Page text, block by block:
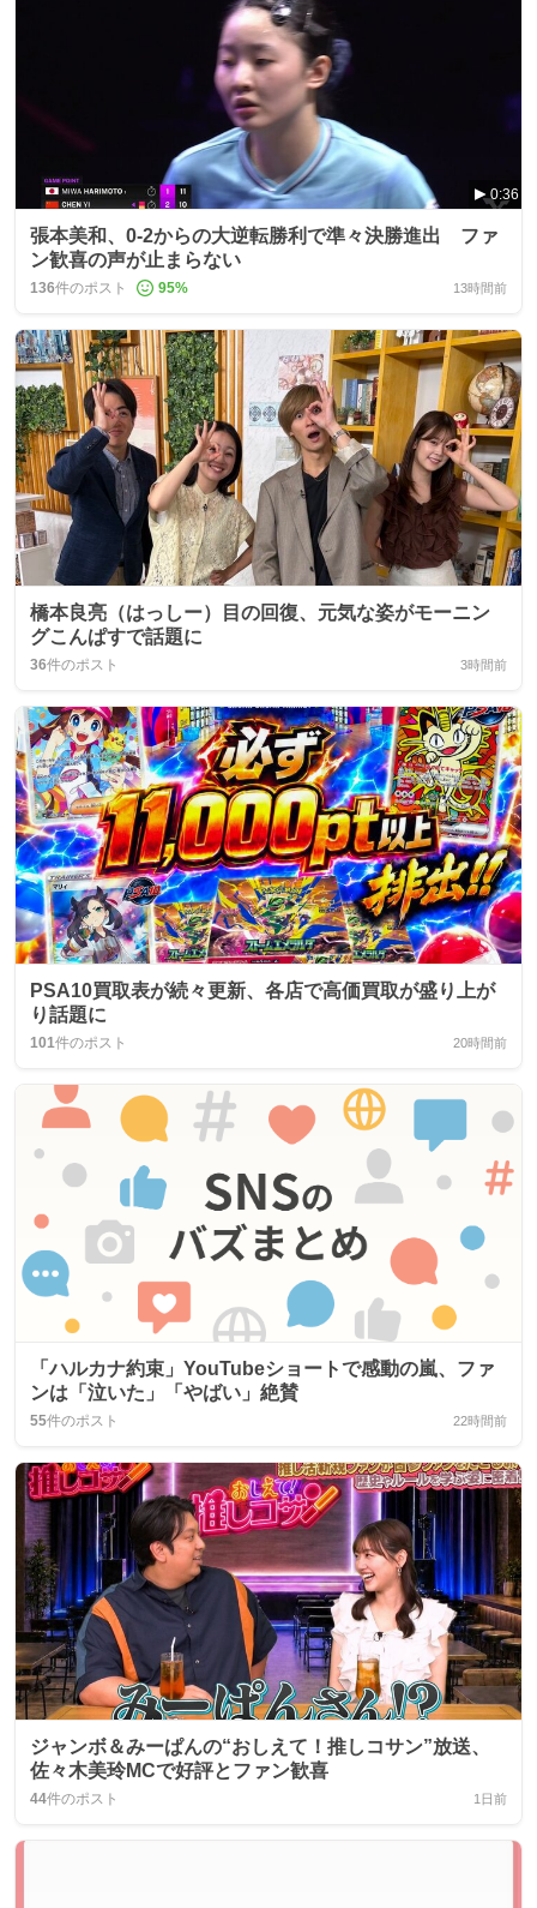
0:36
張本美和、0-2からの大逆転勝利で準々決勝進出 ファ
ン歓喜の声が止まらない
136件のポスト 95% 13時間前
橋本良亮（はっしー）目の回復、元気な姿がモーニン
グこんぱすで話題に
36件のポスト 3時間前
PSA10買取表が続々更新、各店で高価買取が盛り上が
り話題に
101件のポスト 20時間前
「ハルカナ約束」YouTubeショートで感動の嵐、ファ
ンは「泣いた」「やばい」絶賛
55件のポスト 22時間前
ジャンボ＆みーぱんの“おしえて！推しコサン”放送、
佐々木美玲MCで好評とファン歓喜
44件のポスト 1日前